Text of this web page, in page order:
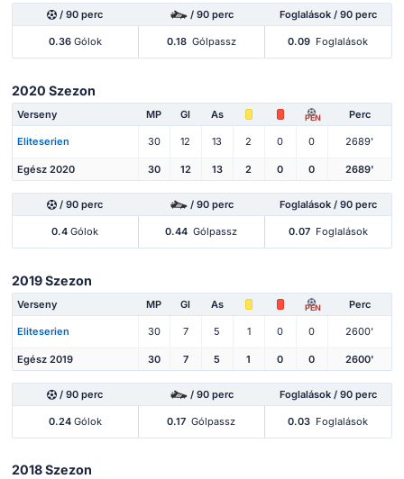
/ 90 perc / 90 perc Foglalások / 90 perc
0.36Gólok 0.18 Gólpassz 0.09 Foglalások
2020 Szezon
Verseny MP Gl As PEN Perc
Eliteserien 30 12 13 2 0 0 2689'
Egész 2020 30 12 13 2 0 0 2689'
/ 90 perc / 90 perc Foglalások / 90 perc
0.4 Gólok 0.44 Gólpassz 0.07 Foglalások
2019 Szezon
Verseny MP Gl As PEN Perc
Eliteserien 30 7 5 1 0 0 2600'
Egész 2019 30 7 5 1 0 0 2600'
/ 90 perc / 90 perc Foglalások / 90 perc
0.24Gólok 0.17 Gólpassz 0.03 Foglalások
2018 Szezon